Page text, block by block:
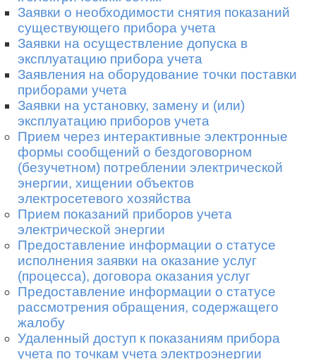
Заявки о необходимости снятия показаний
существующего прибора учета
Заявки на осуществление допуска в
эксплуатацию прибора учета
Заявления на оборудование точки поставки
приборами учета
Заявки на установку, замену и (или)
эксплуатацию приборов учета
Прием через интерактивные электронные
формы сообщений о бездоговорном
(безучетном) потреблении электрической
энергии, хищении объектов
электросетевого хозяйства
Прием показаний приборов учета
электрической энергии
Предоставление информации о статусе
исполнения заявки на оказание услуг
(процесса), договора оказания услуг
Предоставление информации о статусе
рассмотрения обращения, содержащего
жалобу
Удаленный доступ к показаниям прибора
учета по точкам учета электроэнергии
Заказать обратный звонок
Укажите ваше имя и телефон
*